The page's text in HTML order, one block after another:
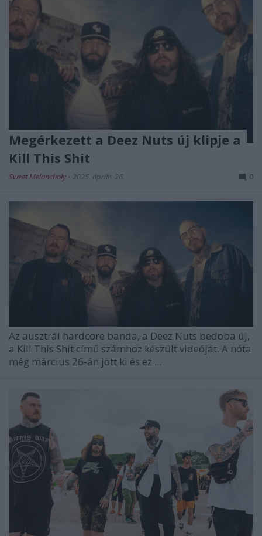
Megérkezett a Deez Nuts új klipje a
Kill This Shit
Sweet Melancholy • 2025. április 26. 0
Az ausztrál hardcore banda, a Deez Nuts bedoba új,
a Kill This Shit című számhoz készült videóját. A nóta
még március 26-án jött ki és ez ...